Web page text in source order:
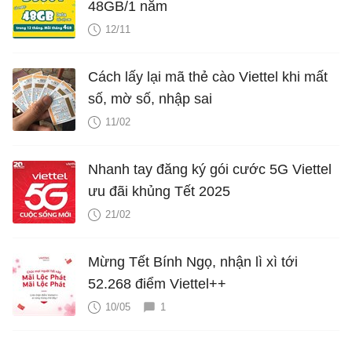
48GB/1 năm
12/11
Cách lấy lại mã thẻ cào Viettel khi mất
số, mờ số, nhập sai
11/02
Nhanh tay đăng ký gói cước 5G Viettel
ưu đãi khủng Tết 2025
21/02
Mừng Tết Bính Ngọ, nhận lì xì tới
52.268 điểm Viettel++
10/05 1